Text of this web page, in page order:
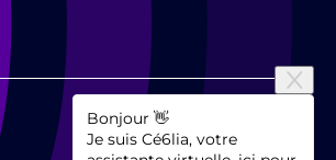
Bonjour 👋
Je suis Cé6lia, votre